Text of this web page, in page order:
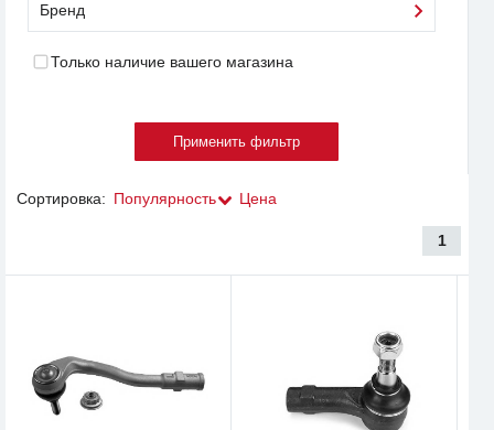
Бренд
Только наличие вашего магазина
Сортировка: Популярность Цена
1